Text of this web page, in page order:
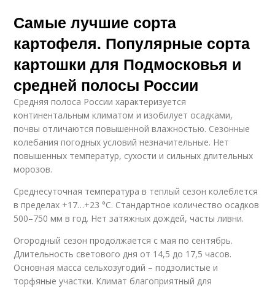
Самые лучшие сорта
картофеля. Популярные сорта
картошки для Подмосковья и
средней полосы России
Средняя полоса России характеризуется
континентальным климатом и изобилует осадками,
почвы отличаются повышенной влажностью. Сезонные
колебания погодных условий незначительные. Нет
повышенных температур, сухости и сильных длительных
морозов.
Среднесуточная температура в теплый сезон колеблется
в пределах +17…+23 °C. Стандартное количество осадков
500–750 мм в год. Нет затяжных дождей, часты ливни.
Огородный сезон продолжается с мая по сентябрь.
Длительность светового дня от 14,5 до 17,5 часов.
Основная масса сельхозугодий – подзолистые и
торфяные участки. Климат благоприятный для